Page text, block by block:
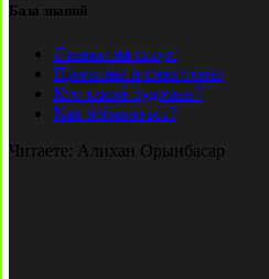
База знаний
Ставки на спорт
Причины и симптомы
Кто такой лудоман?
Как избавиться?
Читаете: Алихан Орынбасар